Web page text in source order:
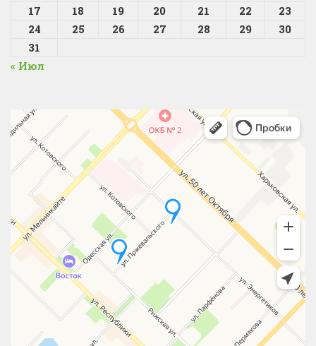
17
18 19 20 21 22
23
24
25 26 27 28 29
30
31
« Июл